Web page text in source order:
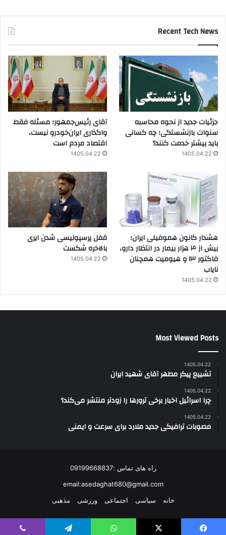
Recent Tech News
جزئیات جدید از نحوه محاسبه
سنوات بازنشستگی؛ چه کسانی
باید بیشتر خدمت کنند؟
1405.04.22
آقای رئیس‌جمهور؛ مسئله فقط
واگذاری ایران‌خودرو نیست،
اقتصاد مردم است
1405.04.22
هشدار کانون هموفیلی ایران؛
بیش از ۴ هزار بیمار در انتظار دارو،
فاکتور ۱۳ و هیومیت همچنان
نایاب
1405.04.22
قفل پرسپولیسی شدن ایری
بالاخره شکست
1405.04.22
Most Viewed Posts
1405.04.22
تشییع پیکر مطهر آقای شهید ایران
1405.04.22
چرا اسرائیل اخبار برخی ترورها را زودتر منتشر می‌کند؟
1405.04.22
مصوبات ترافیکی جدید ملارد برای سرعت و ایمنی
راه های تماس :09199668837
email:asedaghat680@gmail.com
خانه
سیاسی اجتماعی ورزشی مذهبی